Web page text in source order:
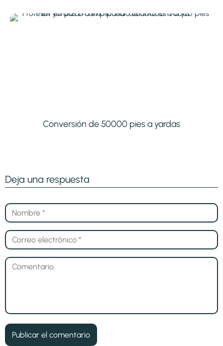
Conversión de 50000 pies a yardas
Deja una respuesta